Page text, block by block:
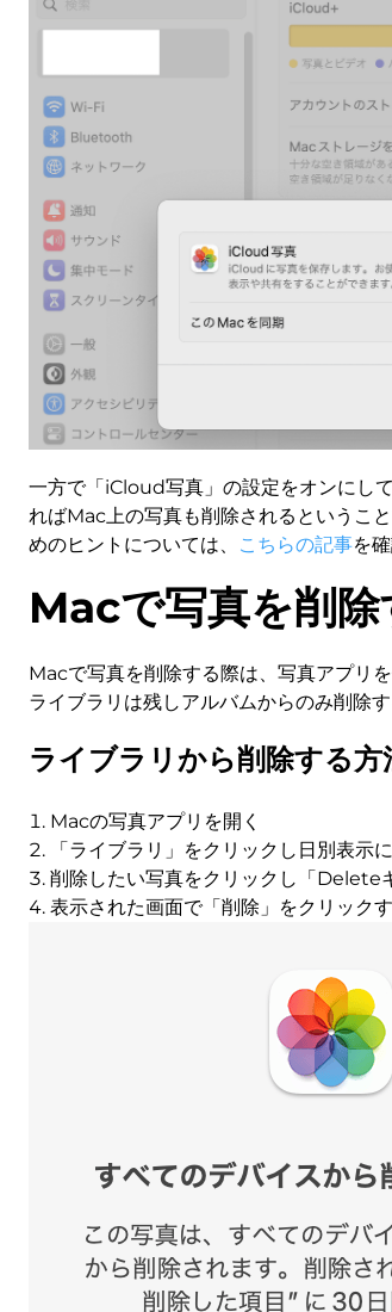
一方で「iCloud写真」の設定をオンにし
ればMac上の写真も削除されるというこ
めのヒントについては、
こちらの記事を
Macで写真を削
Macで写真を削除する際は、写真アプリ
ライブラリは残しアルバムからのみ削除
ライブラリから削除する方
Macの写真アプリを開く
「ライブラリ」をクリックし日別表示
削除したい写真をクリックし「Delete
表示された画面で「削除」をクリック